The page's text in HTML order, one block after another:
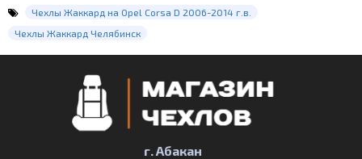
Чехлы Жаккард на Opel Corsa D 2006-2014 г.в.
Чехлы Жаккард Челябинск
г. Абакан